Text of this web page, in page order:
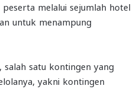
melalui sejumlah hotel
untuk menampung
salah satu kontingen yang
yakni kontingen